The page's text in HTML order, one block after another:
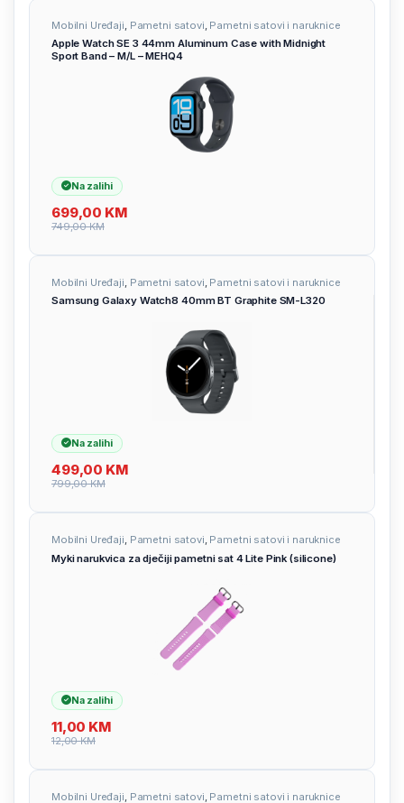
Mobilni Uređaji, Pametni satovi, Pametni satovi i naruknice
Apple Watch SE 3 44mm Aluminum Case with Midnight
Sport Band – M/L – MEHQ4
Na zalihi
699,00 KM
749,00KM
Mobilni Uređaji, Pametni satovi, Pametni satovi i naruknice
Samsung Galaxy Watch8 40mm BT Graphite SM-L320
Na zalihi
499,00 KM
799,00KM
Mobilni Uređaji, Pametni satovi, Pametni satovi i naruknice
Myki narukvica za dječiji pametni sat 4 Lite Pink (silicone)
Na zalihi
11,00 KM
12,00KM
Mobilni Uređaji, Pametni satovi, Pametni satovi i naruknice